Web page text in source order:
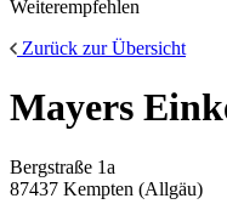
Weiterempfehlen
Zurück zur Übersicht
Mayers
Bergstraße 1a
87437 Kempten (Allgäu)